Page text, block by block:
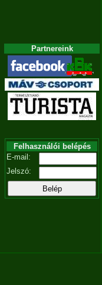
Partnereink
Felhasználói belépés
E-mail:
Jelszó: